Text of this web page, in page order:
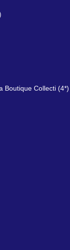
Boutique Collecti (4*)